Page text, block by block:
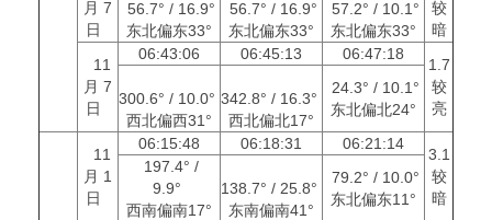
月 7
日
较
暗
56.7° / 16.9°
东北偏东33°
56.7° / 16.9°
东北偏东33°
57.2° / 10.1°
东北偏东33°
11
月 7
日
06:43:06 06:45:13 06:47:18
1.7
较
亮
300.6° / 10.0°
西北偏西31°
342.8° / 16.3°
西北偏北17°
24.3° / 10.1°
东北偏北24°
11
月 1
日
06:15:48 06:18:31 06:21:14
3.1
较
暗
197.4° /
9.9°
西南偏南17°
138.7° / 25.8°
东南偏南41°
79.2° / 10.0°
东北偏东11°